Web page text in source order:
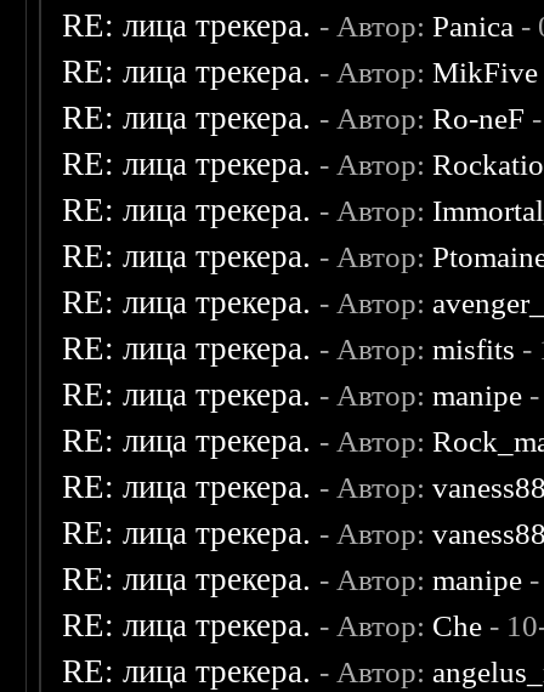
RE: лица трекера. - Автор:Panica -
RE: лица трекера. - Автор:MikFive
RE: лица трекера. - Автор:Ro-neF
RE: лица трекера. - Автор:
RE: лица трекера. - Автор:
RE: лица трекера. - Автор:
RE: лица трекера. - Автор:
RE: лица трекера. - Автор:misfits -
RE: лица трекера. - Автор:manipe
RE: лица трекера. - Автор:
RE: лица трекера. - Автор:
RE: лица трекера. - Автор:
RE: лица трекера. - Автор:manipe
RE: лица трекера. - Автор: Che -
RE: лица трекера. - Автор: